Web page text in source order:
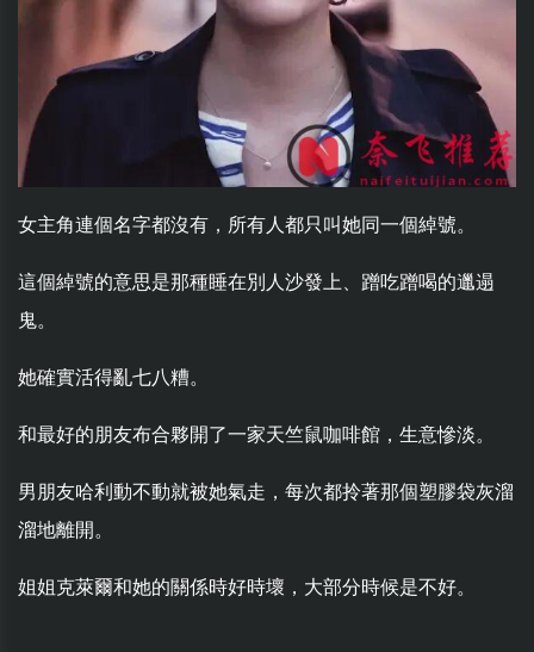
女主角連個名字都沒有，所有人都只叫她同一個綽號。
這個綽號的意思是那種睡在別人沙發上、蹭吃蹭喝的邋遢
鬼。
她確實活得亂七八糟。
和最好的朋友布合夥開了一家天竺鼠咖啡館，生意慘淡。
男朋友哈利動不動就被她氣走，每次都拎著那個塑膠袋灰溜
溜地離開。
姐姐克萊爾和她的關係時好時壞，大部分時候是不好。